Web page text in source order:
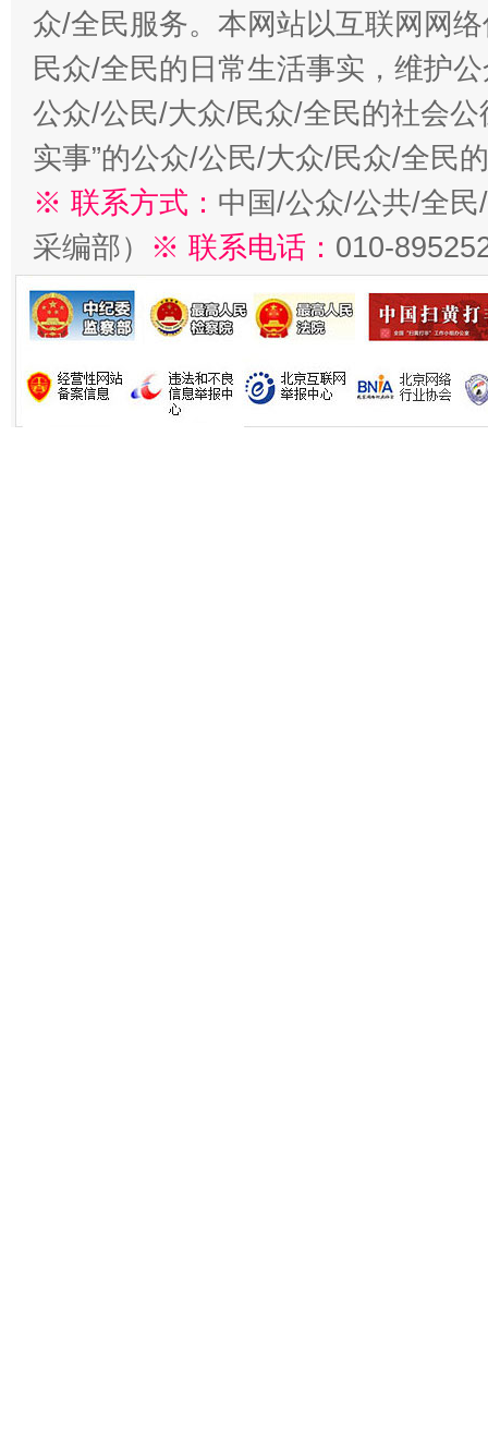
众/全民服务。本网站以互联网网
民众/全民的日常生活事实，维护
公众/公民/大众/民众/全民的社会公
实事”的公众/公民/大众/民众/全民
※ 联系方式： 中国/公众/公共/全
采编部） ※ 联系电话： 010-